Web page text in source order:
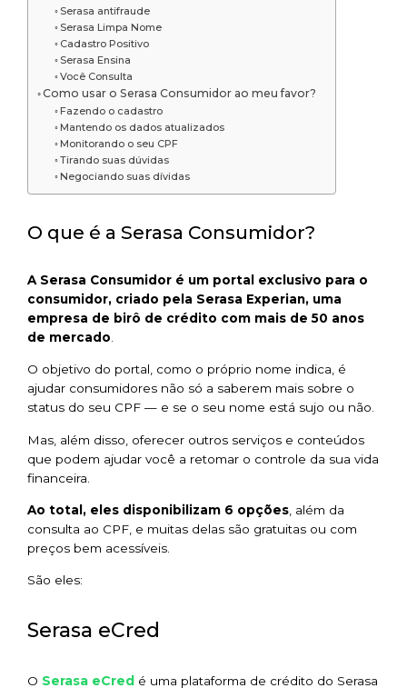
Serasa antifraude
Serasa Limpa Nome
Cadastro Positivo
Serasa Ensina
Você Consulta
Como usar o Serasa Consumidor ao meu favor?
Fazendo o cadastro
Mantendo os dados atualizados
Monitorando o seu CPF
Tirando suas dúvidas
Negociando suas dívidas
O que é a Serasa Consumidor?
A Serasa Consumidor é um portal exclusivo para o
consumidor, criado pela Serasa Experian, uma
empresa de birô de crédito com mais de 50 anos
de mercado
O objetivo do portal, como o próprio nome indica, é
ajudar consumidores não só a saberem mais sobre o
status do seu CPF — e se o seu nome está sujo ou não.
Mas, além disso, oferecer outros serviços e conteúdos
que podem ajudar você a retomar o controle da sua vida
financeira.
Ao total, eles disponibilizam 6 opções , além da
consulta ao CPF, e muitas delas são gratuitas ou com
preços bem acessíveis.
São eles:
Serasa eCred
O Serasa eCred é uma plataforma de crédito do Serasa